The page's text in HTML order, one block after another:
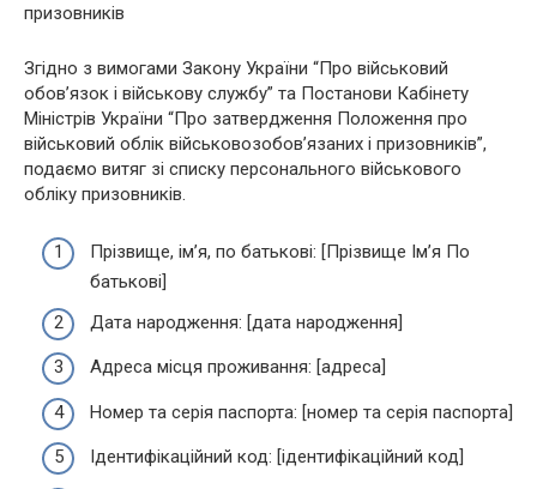
призовників
Згідно з вимогами Закону України “Про військовий
обов’язок і військову службу” та Постанови Кабінету
Міністрів України “Про затвердження Положення про
військовий облік військовозобов’язаних і призовників”,
подаємо витяг зі списку персонального військового
обліку призовників.
Прізвище, ім’я, по батькові: [Прізвище Ім’я По
батькові]
Дата народження: [дата народження]
Адреса місця проживання: [адреса]
Номер та серія паспорта: [номер та серія паспорта]
Ідентифікаційний код: [ідентифікаційний код]